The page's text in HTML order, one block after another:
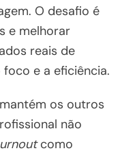
O desafio é
e melhorar
reais de
e a eficiência.
os outros
não
como